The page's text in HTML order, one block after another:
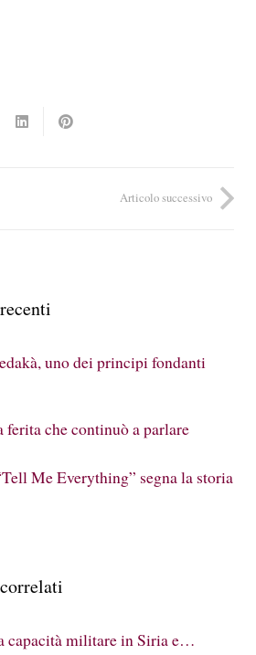
Articolo successivo
uno dei principi fondanti
ferita che continuò a parlare
Me Everything” segna la storia
capacità militare in Siria e…